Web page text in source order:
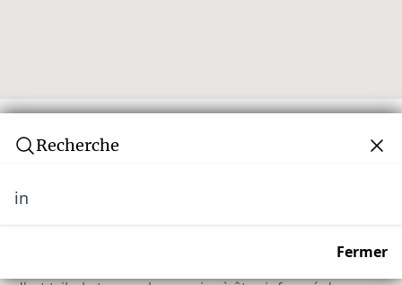
Recherche
in
Fermer
Newsletter
notre communauté de plus de 10 000 collectionneurs